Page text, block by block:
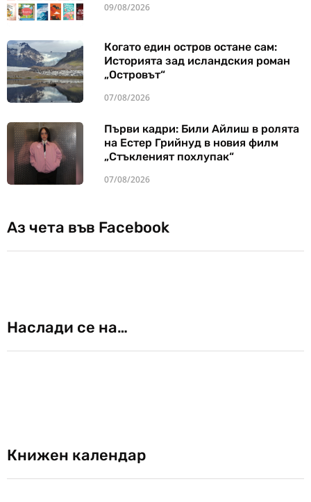
09/08/2026
Когато един остров остане сам:
Историята зад исландския роман
„Островът“
07/08/2026
Първи кадри: Били Айлиш в ролята
на Естер Грийнуд в новия филм
„Стъкленият похлупак“
07/08/2026
Аз чета във Facebook
Наслади се на…
Книжен календар